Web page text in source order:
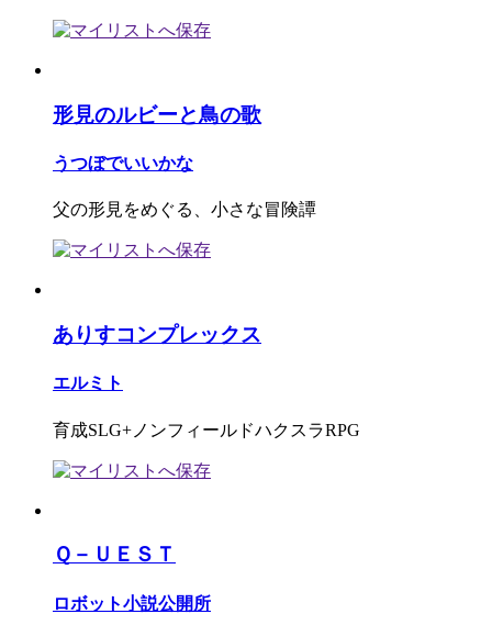
形見のルビーと鳥の歌
うつぼでいいかな
父の形見をめぐる、小さな冒険譚
ありすコンプレックス
エルミト
育成SLG+ノンフィールドハクスラRPG
Ｑ－ＵＥＳＴ
ロボット小説公開所